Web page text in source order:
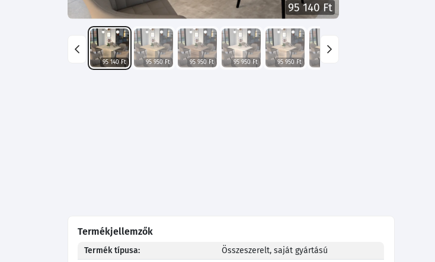
95 140 Ft
95 140 Ft 95 950 Ft 95 950 Ft 95 950 Ft 95 950 Ft
Termékjellemzők
Termék típusa:
Összeszerelt, saját gyártású